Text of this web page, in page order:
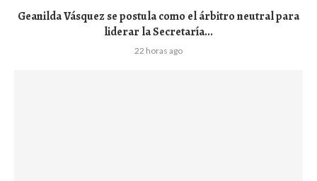
Geanilda Vásquez se postula como el árbitro neutral para
liderar la Secretaría...
22 horas ago